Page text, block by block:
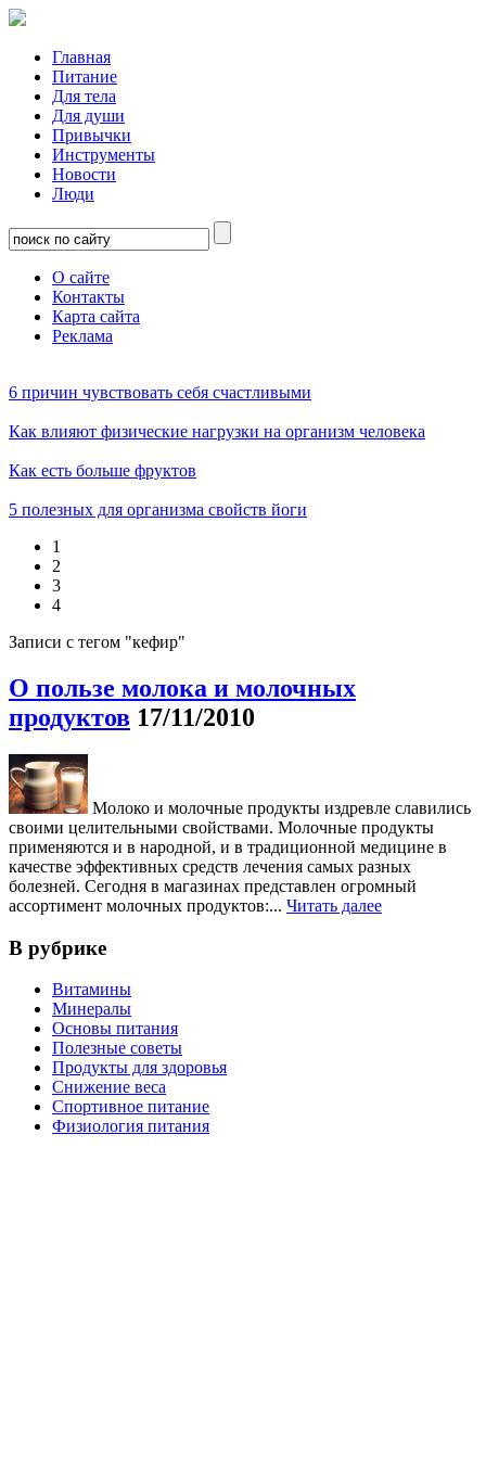
Главная
Питание
Для тела
Для души
Привычки
Инструменты
Новости
Люди
О сайте
Контакты
Карта сайта
Реклама
6 причин чувствовать себя счастливыми
Как влияют физические нагрузки на организм человека
Как есть больше фруктов
5 полезных для организма свойств йоги
1
2
3
4
Записи с тегом "кефир"
О пользе молока и молочных
продуктов 17/11/2010
Молоко и молочные продукты издревле славились
своими целительными свойствами. Молочные продукты
применяются и в народной, и в традиционной медицине в
качестве эффективных средств лечения самых разных
болезней. Сегодня в магазинах представлен огромный
ассортимент молочных продуктов:... Читать далее
В рубрике
Витамины
Минералы
Основы питания
Полезные советы
Продукты для здоровья
Снижение веса
Спортивное питание
Физиология питания